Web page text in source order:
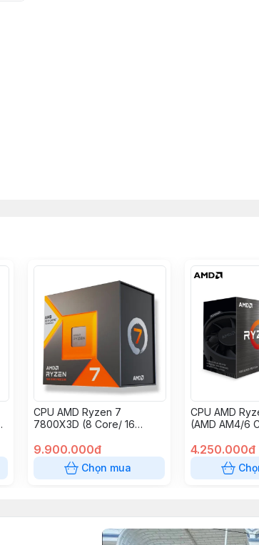
CPU AMD Ryzen 7
7800X3D (8 Core/ 16
Turbo 5.0Ghz/ Cache
104MB)
9.900.000đ
Chọn mua
CPU AMD
(AMD AM4/6
4.4Ghz/Cache
4.250.000đ